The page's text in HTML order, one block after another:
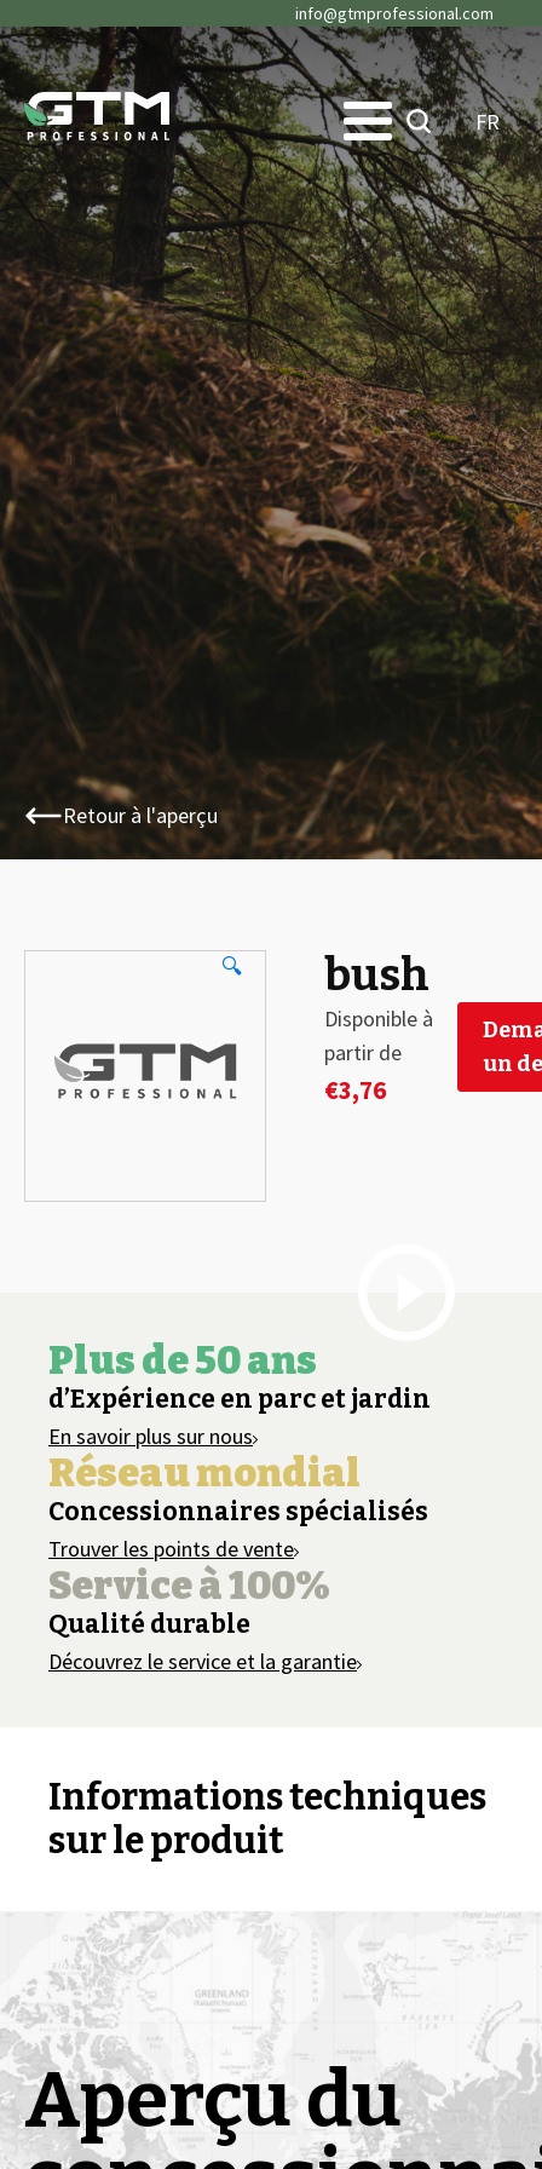
info@gtmprofessional.com
FR
Retour à l'aperçu
🔍 bush
Disponible à
partir de
€3,76
un
Plus de 50 ans
d’Expérience en parc et jardin
En savoir plus sur nous
Réseau mondial
Concessionnaires spécialisés
Trouver les points de vente
Service à 100%
Qualité durable
Découvrez le service et la garantie
Informations techniques
sur le produit
Aperçu du